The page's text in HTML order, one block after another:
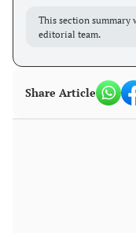
This section summary
editorial team.
Share Article